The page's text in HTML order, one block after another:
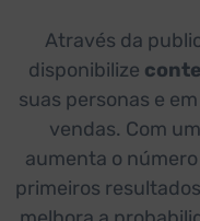
Através da
disponibilize
suas personas e
vendas. Com um
aumenta o
primeiros